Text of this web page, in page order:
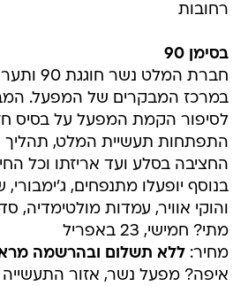
רחובות
בסימן 90
חברת המלט
במרכז המבקרים של המפעל.
לסיפור הקמת המפעל על בסיס
התפתחות תעשיית המלט, תהליך
החציבה בסלע ועד אריזתו וכל
בנוסף יופעלו מתנפחים, ג'ימבורי,
והוקי אוויר, עמדות מולטימדיה,
מתי? חמישי, 23 באפריל
מחיר:ללא תשלום ובהרשמה
איפה? מפעל נשר, אזור